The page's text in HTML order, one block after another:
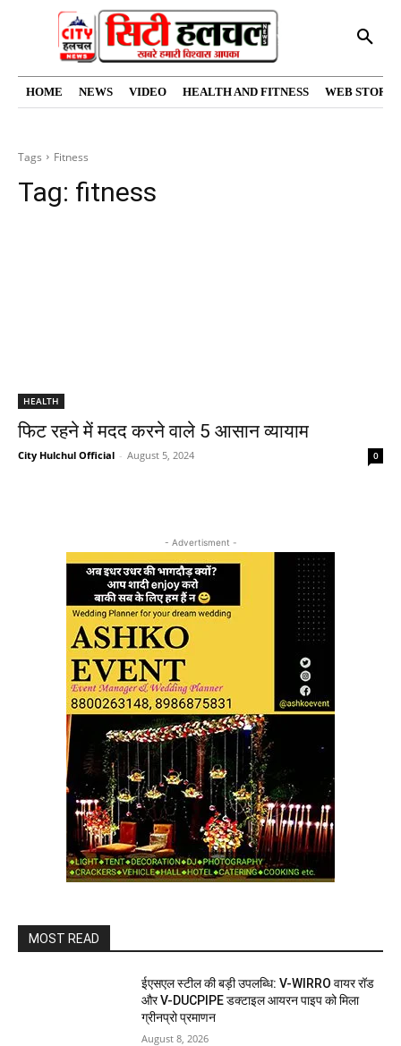
HOME NEWS VIDEO HEALTH AND FITNESS WEB
Tags Fitness
Tag: fitness
HEALTH
फिट रहने में मदद करने वाले 5 आसान व्यायाम
City Hulchul Official - August 5, 2024 0
- Advertisment -
MOST READ
ईएसएल स्टील की बड़ी उपलब्धि: V-WIRRO वायर रॉड
और V-DUCPIPE डक्टाइल आयरन पाइप को मिला
ग्रीनप्रो प्रमाणन
August 8, 2026